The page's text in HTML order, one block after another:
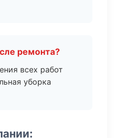
ремонта?
всех работ
уборка